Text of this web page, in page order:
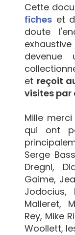
Cette
fiches et
doute
devenue
et reçoit
visites par
Mille
qui ont
Serge
Dregni,
Gaime,
Jodocius,
Malleret,
Rey, Mike
Woollett,